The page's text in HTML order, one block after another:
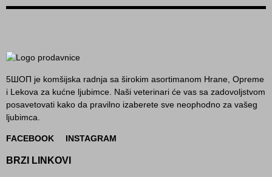
5ШОП je komšijska radnja sa širokim asortimanom Hrane, Opreme
i Lekova za kućne ljubimce. Naši veterinari će vas sa zadovoljstvom
posavetovati kako da pravilno izaberete sve neophodno za vašeg
ljubimca.
FACEBOOK INSTAGRAM
BRZI LINKOVI